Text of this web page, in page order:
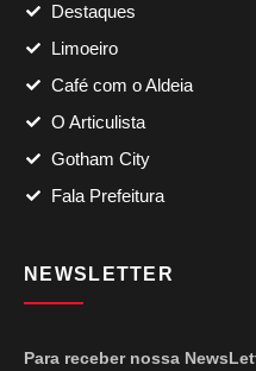
Destaques
Limoeiro
Café com o Aldeia
O Articulista
Gotham City
Fala Prefeitura
NEWSLETTER
Para receber nossa